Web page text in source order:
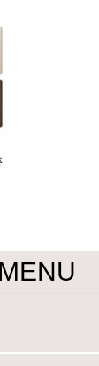
MENU